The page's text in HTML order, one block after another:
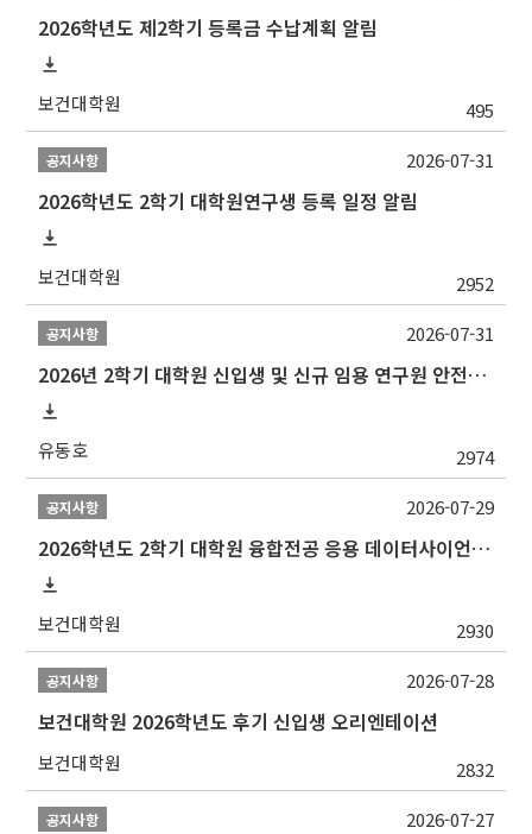
2026학년도 제2학기 등록금 수납계획 알림
보건대학원 495
공지사항
2026학년도 2학기 대학원연구생 등록 일정 알림
보건대학원 2952
2026-07-31
공지사항
2026년 2학기 대학원 신입생 및 신규 임용 연구원 안전환경교육(신규교육) 실시 안내
유동호 2974
2026-07-31
공지사항
2026학년도 2학기 대학원 융합전공 응용 데이터사이언스 선발 계획 알림
보건대학원 2930
2026-07-29
공지사항
보건대학원 2026학년도 후기 신입생 오리엔테이션
보건대학원 2832
2026-07-28
공지사항 2026-07-27